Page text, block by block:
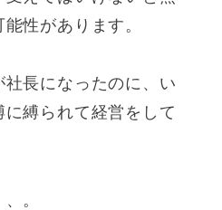
性があります。
長になったのに、い
縛られて経営をして
。